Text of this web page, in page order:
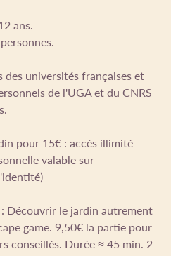
ans.
universités françaises et
de l'UGA et du CNRS
pour 15€ : accès illimité
valable sur
Découvrir le jardin autrement
game. 9,50€ la partie pour
conseillés. Durée ≈ 45 min. 2